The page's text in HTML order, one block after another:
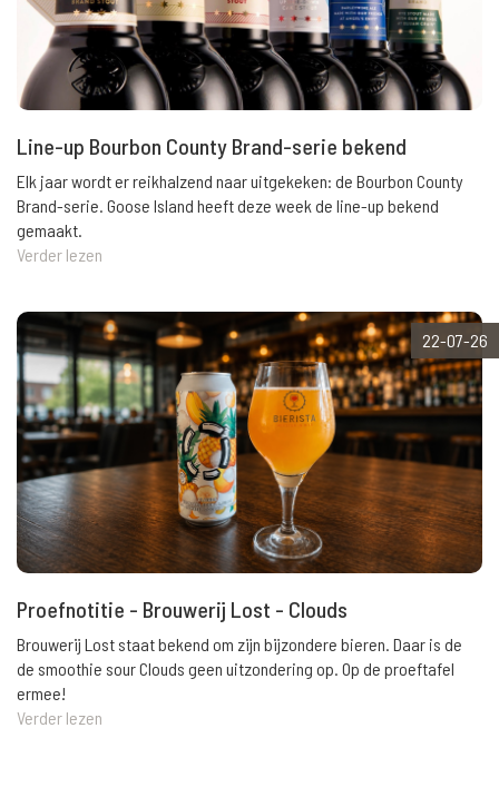
Line-up Bourbon County Brand-serie bekend
Elk jaar wordt er reikhalzend naar uitgekeken: de Bourbon County
Brand-serie. Goose Island heeft deze week de line-up bekend
gemaakt.
Verder lezen
22-07-26
Proefnotitie - Brouwerij Lost - Clouds
Brouwerij Lost staat bekend om zijn bijzondere bieren. Daar is de
de smoothie sour Clouds geen uitzondering op. Op de proeftafel
ermee!
Verder lezen